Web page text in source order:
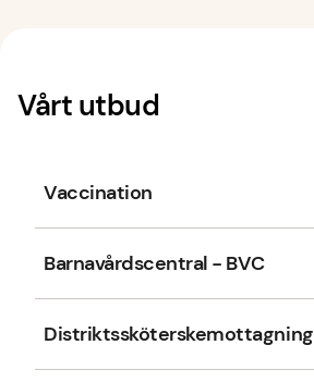
Vårt utbud
Vaccination
Barnavårdscentral - BVC
Distriktssköterskemottagning